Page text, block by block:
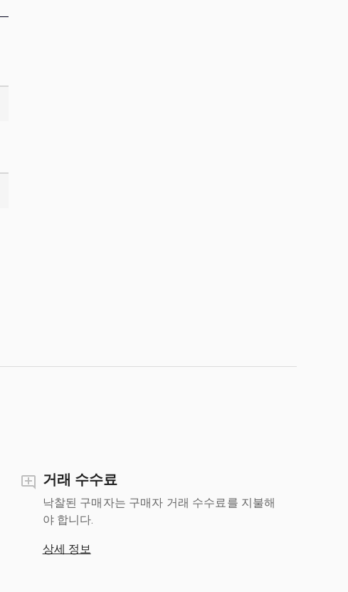
거래 수수료
낙찰된 구매자는 구매자 거래 수수료를 지불해
야 합니다.
상세 정보